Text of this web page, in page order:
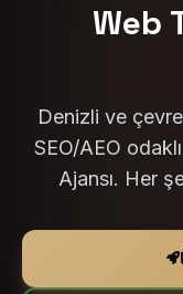
Web
Denizli ve
SEO/AEO
Ajansı. Her